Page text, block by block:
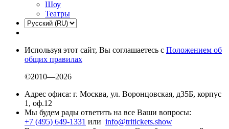
Шоу
Театры
Используя этот сайт, Вы соглашаетесь с Положением об
общих правилах
©2010—2026
Адрес офиса: г. Москва, ул. Воронцовская, д35Б, корпус
1, оф.12
Мы будем рады ответить на все Ваши вопросы:
+7 (495) 649-1331 или info@tritickets.show